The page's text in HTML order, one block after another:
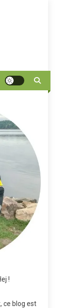
!
ce blog est